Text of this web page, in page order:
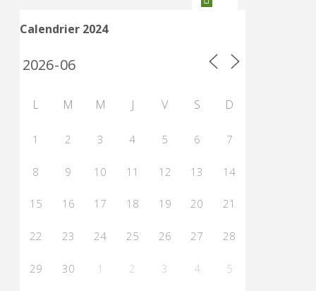
2015"
Calendrier 2024
L M M J V S D
1 2 3 4 5 6 7
8 9 10 11 12 13 14
15 16 17 18 19 20 21
22 23 24 25 26 27 28
29 30 1 2 3 4 5